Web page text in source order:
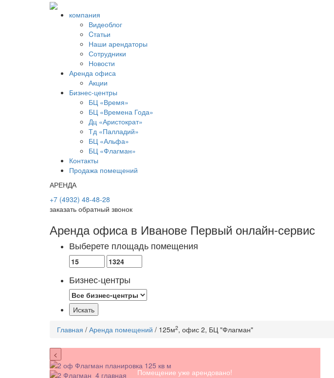
компания
Видеоблог
Cтатьи
Наши арендаторы
Сотрудники
Новости
Аренда офиса
Акции
Бизнес-центры
БЦ «Время»
БЦ «Времена Года»
Дц «Аристократ»
Тд «Палладий»
БЦ «Альфа»
БЦ «Флагман»
Контакты
Продажа помещений
АРЕНДА
+7 (4932) 48-48-28
заказать обратный звонок
Аренда офиса в Иванове Первый онлайн-сервис
Выберете площадь помещения
Бизнес-центры
Главная / Аренда помещений / 125м2, офис 2, БЦ "Флагман"
Помещение уже арендовано!
<